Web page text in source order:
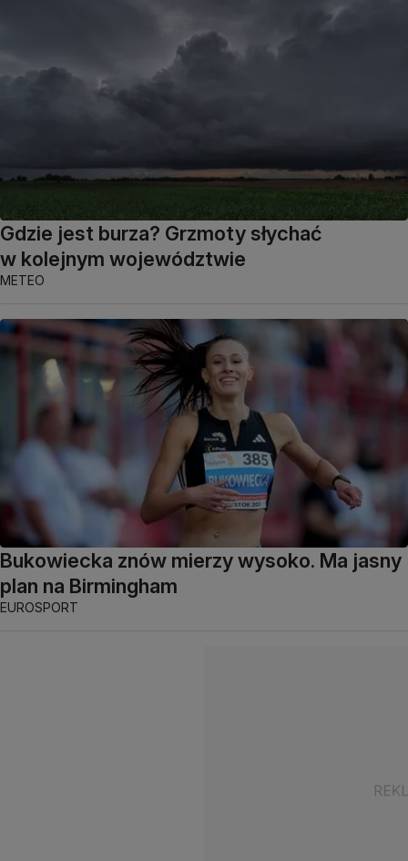
Gdzie jest burza? Grzmoty słychać
w kolejnym województwie
METEO
Bukowiecka znów mierzy wysoko. Ma jasny
plan na Birmingham
EUROSPORT